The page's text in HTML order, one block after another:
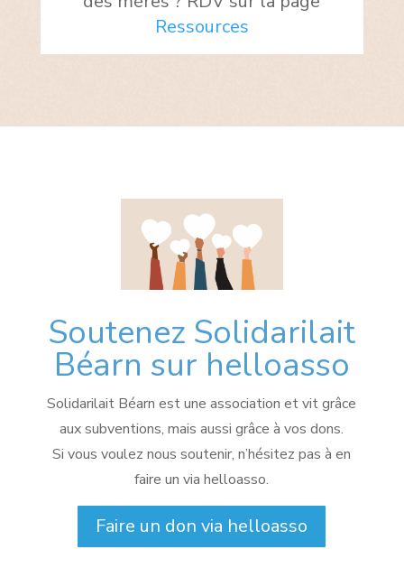
Ressources
Soutenez Solidarilait
Béarn sur helloasso
Solidarilait Béarn est une association et vit grâce
aux subventions, mais aussi grâce à vos dons.
Si vous voulez nous soutenir, n’hésitez pas à en
faire un via helloasso.
Faire un don via helloasso